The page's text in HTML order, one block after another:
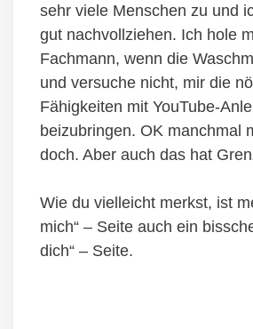
sehr viele Menschen zu und
gut nachvollziehen. Ich hole
Fachmann, wenn die
und versuche nicht, mir die
Fähigkeiten mit YouTube-
beizubringen. OK manchmal
doch. Aber auch das hat
Wie du vielleicht merkst, ist
mich“ – Seite auch ein
dich“ – Seite.